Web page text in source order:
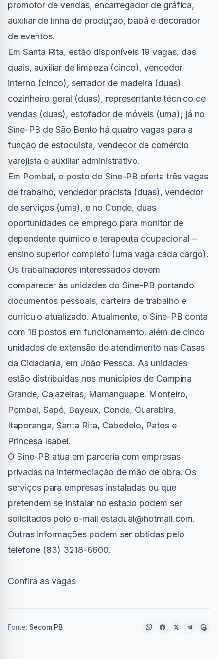
promotor de vendas, encarregador de gráfica,
auxiliar de linha de produção, babá e decorador
de eventos.
Em Santa Rita, estão disponíveis 19 vagas, das
quais, auxiliar de limpeza (cinco), vendedor
interno (cinco), serrador de madeira (duas),
cozinheiro geral (duas), representante técnico de
vendas (duas), estofador de móveis (uma); já no
Sine-PB de São Bento há quatro vagas para a
função de estoquista, vendedor de comércio
varejista e auxiliar administrativo.
Em Pombal, o posto do Sine-PB oferta três vagas
de trabalho, vendedor pracista (duas), vendedor
de serviços (uma), e no Conde, duas
oportunidades de emprego para monitor de
dependente químico e terapeuta ocupacional –
ensino superior completo (uma vaga cada cargo).
Os trabalhadores interessados devem
comparecer às unidades do Sine-PB portando
documentos pessoais, carteira de trabalho e
currículo atualizado. Atualmente, o Sine-PB conta
com 16 postos em funcionamento, além de cinco
unidades de extensão de atendimento nas Casas
da Cidadania, em João Pessoa. As unidades
estão distribuídas nos municípios de Campina
Grande, Cajazeiras, Mamanguape, Monteiro,
Pombal, Sapé, Bayeux, Conde, Guarabira,
Itaporanga, Santa Rita, Cabedelo, Patos e
Princesa Isabel.
O Sine-PB atua em parceria com empresas
privadas na intermediação de mão de obra. Os
serviços para empresas instaladas ou que
pretendem se instalar no estado podem ser
solicitados pelo e-mail estadual@hotmail.com.
Outras informações podem ser obtidas pelo
telefone (83) 3218-6600.
Confira as vagas
Fonte: Secom PB